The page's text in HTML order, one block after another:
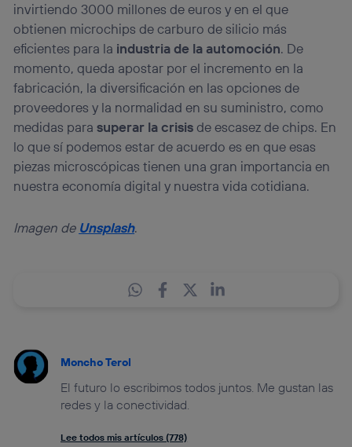
invirtiendo 3000 millones de euros y en el que
obtienen microchips de carburo de silicio más
eficientes para la industria de la automoción. De
momento, queda apostar por el incremento en la
fabricación, la diversificación en las opciones de
proveedores y la normalidad en su suministro, como
medidas parasuperar la crisisde escasez de chips. En
lo que sí podemos estar de acuerdo es en que esas
piezas microscópicas tienen una gran importancia en
nuestra economía digital y nuestra vida cotidiana.
Imagen de Unsplash.
Moncho Terol
El futuro lo escribimos todos juntos. Me gustan las
redes y la conectividad.
Lee todos mis artículos (778)